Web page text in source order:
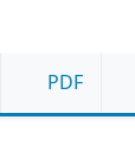
PDF